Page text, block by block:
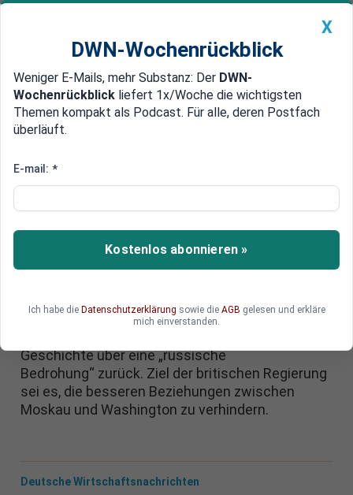
Newsticker MEIN DWN: Geldanlage Premium
Edelmetalle DWN-Magazin China
Russische Spionage-Sensoren
Russland weist britische
Berichte zurück
Botschaft in London wies die als eilig
Geschichte über eine „russische
Bedrohung“ zurück. Ziel der britischen Regierung
sei es, die besseren Beziehungen zwischen
Moskau und Washington zu verhindern.
Deutsche Wirtschaftsnachrichten
X
DWN-Wochenrückblick
Weniger E-Mails, mehr Substanz: Der DWN-
Wochenrückblick liefert 1x/Woche die wichtigsten
Themen kompakt als Podcast. Für alle, deren Postfach
überläuft.
E-mail: *
Kostenlos abonnieren »
Ich habe die Datenschutzerklärung sowie die AGB gelesen und erkläre
mich einverstanden.